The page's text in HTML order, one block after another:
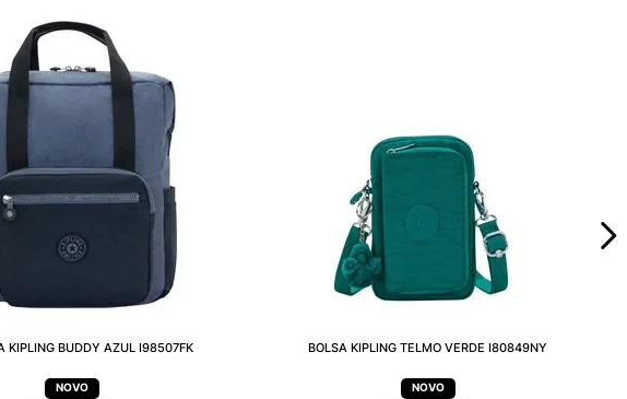
KIPLING BUDDY AZUL I98507FK BOLSA KIPLING TELMO VERDE I80849NY